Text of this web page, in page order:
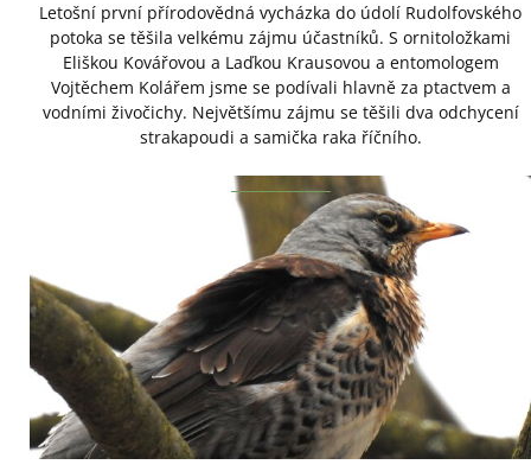
Letošní první přírodovědná vycházka do údolí Rudolfovského
potoka se těšila velkému zájmu účastníků. S ornitoložkami
Eliškou Kovářovou a Laďkou Krausovou a entomologem
Vojtěchem Kolářem jsme se podívali hlavně za ptactvem a
vodními živočichy. Největšímu zájmu se těšili dva odchycení
strakapoudi a samička raka říčního.